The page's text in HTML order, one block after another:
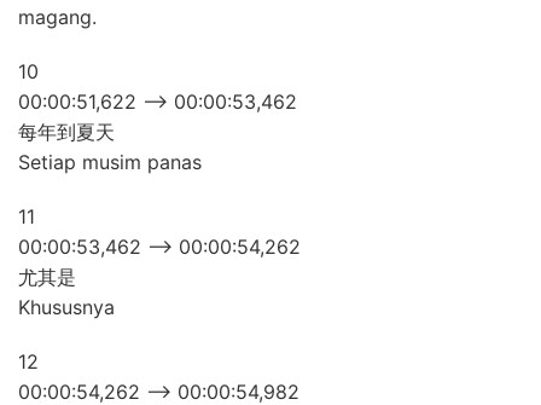
magang.
10
00:00:51,622 –> 00:00:53,462
每年到夏天
Setiap musim panas
11
00:00:53,462 –> 00:00:54,262
尤其是
Khususnya
12
00:00:54,262 –> 00:00:54,982